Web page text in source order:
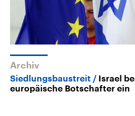
Archiv
Siedlungsbaustreit
Israel
europäische Botschafter ein